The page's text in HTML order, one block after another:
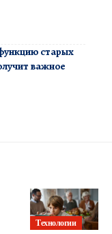
старых
важное
Технологии